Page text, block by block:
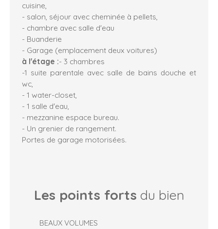
cuisine,
- salon, séjour avec cheminée à pellets,
- chambre avec salle d'eau
- Buanderie
- Garage (emplacement deux voitures)
à l'étage :- 3 chambres
-1 suite parentale avec salle de bains douche et
wc,
- 1 water-closet,
- 1 salle d'eau,
- mezzanine espace bureau.
- Un grenier de rangement.
Portes de garage motorisées.
Les points forts du bien
BEAUX VOLUMES